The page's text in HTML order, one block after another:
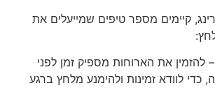
קיימים מספר טיפים שמייעלים את
להזמין את הארוחות מספיק זמן לפני
לוודא זמינות ולהימנע מלחץ ברגע